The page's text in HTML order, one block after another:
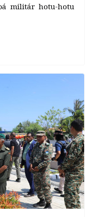
militár hotu-hotu
Next